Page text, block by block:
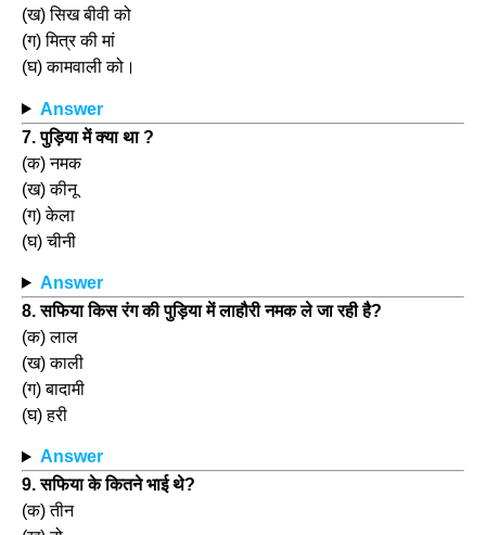
(ख) सिख बीवी को
(ग) मित्र की मां
(घ) कामवाली को।
Answer
7. पुड़िया में क्या था ?
(क) नमक
(ख) कीनू
(ग) केला
(घ) चीनी
Answer
8. सफिया किस रंग की पुड़िया में लाहौरी नमक ले जा रही है?
(क) लाल
(ख) काली
(ग) बादामी
(घ) हरी
Answer
9. सफिया के कितने भाई थे?
(क) तीन